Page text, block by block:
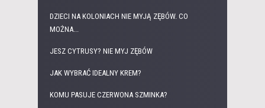
DZIECI NA KOLONIACH NIE MYJĄ ZĘBÓW. CO
MOŻNA...
JESZ CYTRUSY? NIE MYJ ZĘBÓW
JAK WYBRAĆ IDEALNY KREM?
KOMU PASUJE CZERWONA SZMINKA?